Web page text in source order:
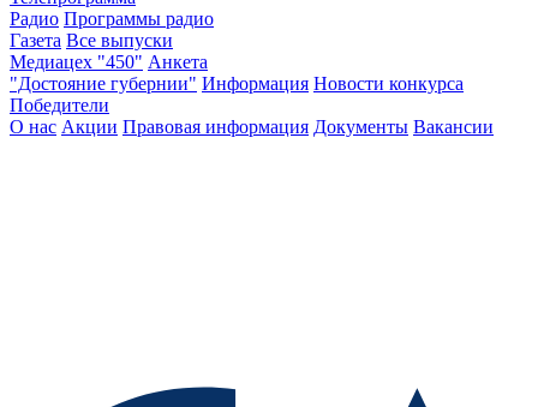
Радио Программы радио
Газета Все выпуски
Медиацех "450" Анкета
"Достояние губернии" Информация Новости конкурса
Победители
О нас Акции Правовая информация Документы Вакансии